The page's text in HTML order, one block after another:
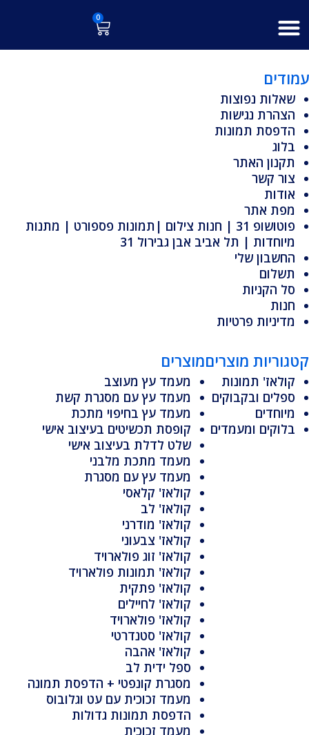
לתוכן
0
עגלת
קניות
עמודים
שאלות נפוצות
הצהרת נגישות
הדפסת תמונות
בלוג
תקנון האתר
צור קשר
אודות
מפת אתר
פוטושופ 31 | חנות צילום |תמונות פספורט | מתנות
מיוחדות | תל אביב אבן גבירול 31
החשבון שלי
תשלום
סל הקניות
חנות
מדיניות פרטיות
קטגוריות מוצרים
קולאז' תמונות
ספלים ובקבוקים
מיוחדים
בלוקים ומעמדים
מוצרים
מעמד עץ מעוצב
מעמד עץ עם מסגרת קשת
מעמד עץ בחיפוי מתכת
קופסת תכשיטים בעיצוב אישי
שלט לדלת בעיצוב אישי
מעמד מתכת מלבני
מעמד עץ עם מסגרת
קולאז' קלאסי
קולאז' לב
קולאז' מודרני
קולאז' צבעוני
קולאז' זוג פולארויד
קולאז' תמונות פולארויד
קולאז' פתקית
קולאז' לחיילים
קולאז' פולארויד
קולאז' סטנדרטי
קולאז' אהבה
ספל ידית לב
מסגרת קונפטי + הדפסת תמונה
מעמד זכוכית עם עט וגלובוס
הדפסת תמונות גדולות
מעמד זכוכית